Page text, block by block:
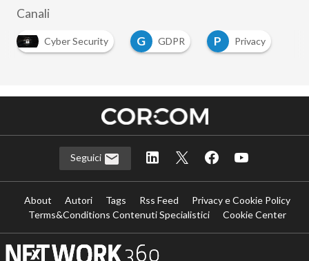
Canali
Cyber Security G GDPR P Privacy
Seguici
About Autori Tags Rss Feed
Privacy e Cookie Policy
Terms&Conditions Contenuti Specialistici
Cookie Center